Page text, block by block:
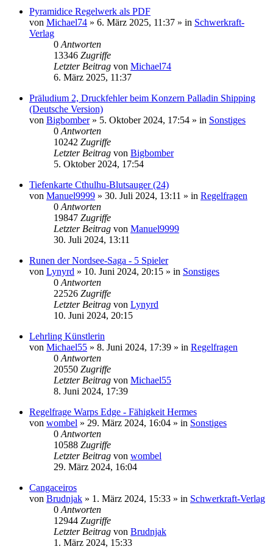
Pyramidice Regelwerk als PDF
von Michael74 » 6. März 2025, 11:37 » in Schwerkraft-
Verlag
0 Antworten
13346 Zugriffe
Letzter Beitrag von Michael74
6. März 2025, 11:37
Präludium 2, Druckfehler beim Konzern Palladin Shipping
(Deutsche Version)
von Bigbomber» 5. Oktober 2024, 17:54 » in Sonstiges
0 Antworten
10242 Zugriffe
Letzter Beitrag von Bigbomber
5. Oktober 2024, 17:54
Tiefenkarte Cthulhu-Blutsauger (24)
von Manuel9999 » 30. Juli 2024, 13:11 » in Regelfragen
0 Antworten
19847 Zugriffe
Letzter Beitrag von Manuel9999
30. Juli 2024, 13:11
Runen der Nordsee-Saga - 5 Spieler
von Lynyrd » 10. Juni 2024, 20:15 » in Sonstiges
0 Antworten
22526 Zugriffe
Letzter Beitrag von Lynyrd
10. Juni 2024, 20:15
Lehrling Künstlerin
von Michael55 » 8. Juni 2024, 17:39 » in Regelfragen
0 Antworten
20550 Zugriffe
Letzter Beitrag von Michael55
8. Juni 2024, 17:39
Regelfrage Warps Edge - Fähigkeit Hermes
von wombel » 29. März 2024, 16:04 » in Sonstiges
0 Antworten
10588 Zugriffe
Letzter Beitrag von wombel
29. März 2024, 16:04
Cangaceiros
von Brudnjak » 1. März 2024, 15:33 » in Schwerkraft-Verlag
0 Antworten
12944 Zugriffe
Letzter Beitrag von Brudnjak
1. März 2024, 15:33